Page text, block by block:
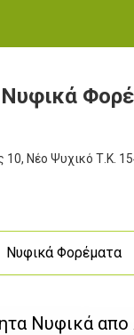
Νυφικά
10, Νέο Ψυχικό Τ.Κ.
Νυφικά Φορέματα
Νυφικά